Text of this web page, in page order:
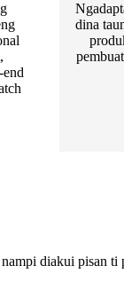
dina
diakui pisan ti